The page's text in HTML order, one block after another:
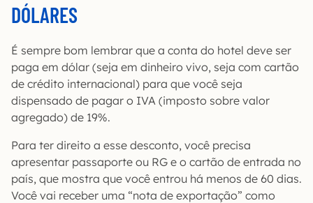
DÓLARES
É sempre bom lembrar que a conta do hotel deve ser
paga em dólar (seja em dinheiro vivo, seja com cartão
de crédito internacional) para que você seja
dispensado de pagar o IVA (imposto sobre valor
agregado) de 19%.
Para ter direito a esse desconto, você precisa
apresentar passaporte ou RG e o cartão de entrada no
país, que mostra que você entrou há menos de 60 dias.
Você vai receber uma “nota de exportação” como